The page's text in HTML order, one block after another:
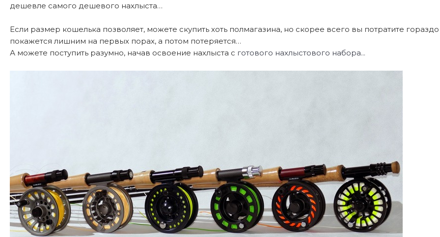
дешевле самого дешевого нахлыста…
Если размер кошелька позволяет, можете скупить хоть полмагазина, но скорее всего вы потратите
покажется лишним на первых порах, а потом потеряется…
А можете поступить разумно, начав освоение нахлыста с готового нахлыстового набора...